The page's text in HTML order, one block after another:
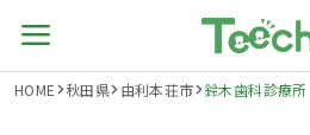
HOME 秋田県 由利本荘市 鈴木歯科診療所